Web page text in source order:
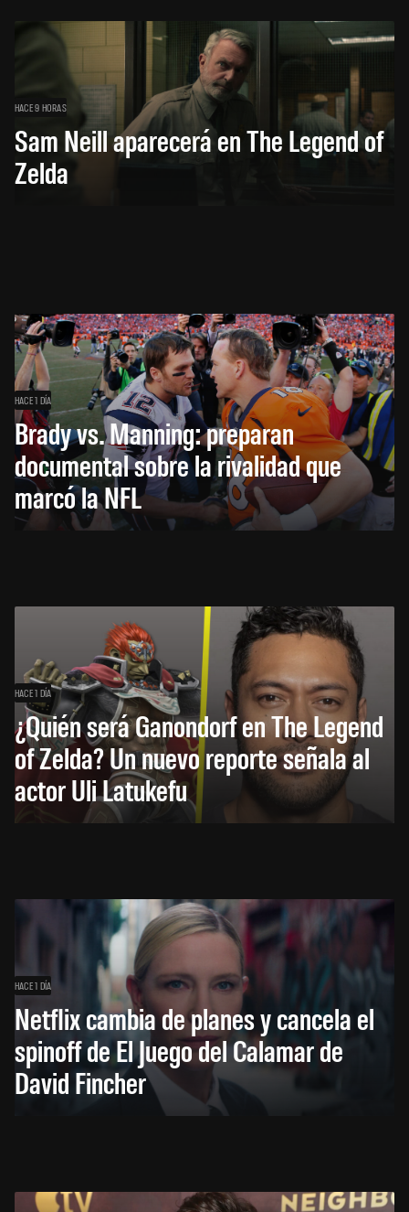
HACE 9 HORAS
Sam Neill aparecerá en The Legend of
Zelda
HACE 1 DÍA
Brady vs. Manning: preparan
documental sobre la rivalidad que
marcó la NFL
HACE 1 DÍA
¿Quién será Ganondorf en The Legend
of Zelda? Un nuevo reporte señala al
actor Uli Latukefu
HACE 1 DÍA
Netflix cambia de planes y cancela el
spinoff de El Juego del Calamar de
David Fincher